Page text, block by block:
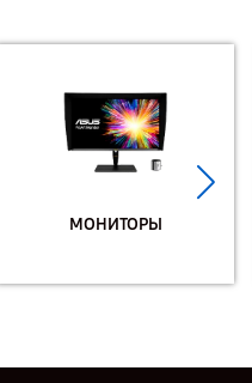
МОНИТОРЫ